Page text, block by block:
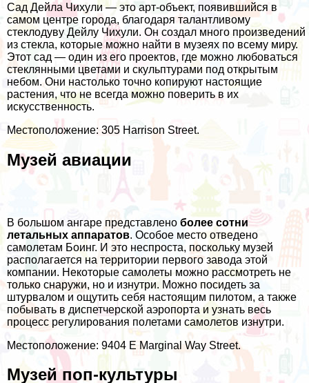
Сад Дейла Чихули — это арт-объект, появившийся в
самом центре города, благодаря талантливому
стеклодуву Дейлу Чихули. Он создал много произведений
из стекла, которые можно найти в музеях по всему миру.
Этот сад — один из его проектов, где можно любоваться
стеклянными цветами и скульптурами под открытым
небом. Они настолько точно копируют настоящие
растения, что не всегда можно поверить в их
искусственность.
Местоположение: 305 Harrison Street.
Музей авиации
В большом ангаре представлено более сотни
летальных аппаратов. Особое место отведено
самолетам Боинг. И это неспроста, поскольку музей
располагается на территории первого завода этой
компании. Некоторые самолеты можно рассмотреть не
только снаружи, но и изнутри. Можно посидеть за
штурвалом и ощутить себя настоящим пилотом, а также
побывать в диспетчерской аэропорта и узнать весь
процесс регулирования полетами самолетов изнутри.
Местоположение: 9404 E Marginal Way Street.
Музей поп-культуры